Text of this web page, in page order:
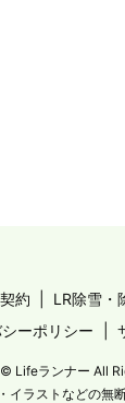
約 LR除雪・
ーポリシー
Lifeランナー All
イラストなどの無